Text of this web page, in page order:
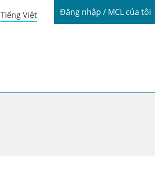
Tiếng Việt Login / My
Đăng nhập / MCL của tôi